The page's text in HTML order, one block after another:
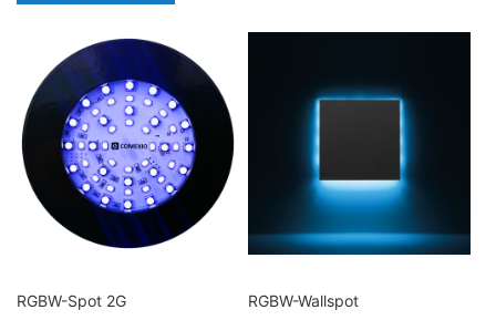
RGBW-Spot 2G
RGBW-Wallspot